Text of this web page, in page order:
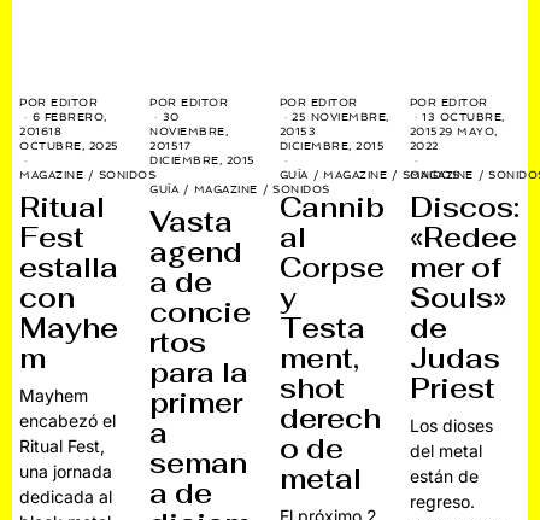
POREDITOR
6 FEBRERO,
201618
OCTUBRE, 2025
MAGAZINE / SONIDOS
Ritual
Fest
estalla
con
Mayhe
m
Mayhem
encabezó el
Ritual Fest,
una jornada
dedicada al
POREDITOR
30
NOVIEMBRE,
201517
DICIEMBRE, 2015
GUÍA / MAGAZINE / SONIDOS
Vasta
agend
a de
concie
rtos
para la
primer
a
seman
a de
POR EDITOR
25 NOVIEMBRE,
2015 3
DICIEMBRE, 2015
GUÍA / MAGAZINE / SONIDOS
Cannib
al
Corpse
y
Testa
ment,
shot
derech
o de
metal
POR EDITOR
13 OCTUBRE,
2015 29 MAYO,
2022
MAGAZINE /
Discos:
«Redee
mer of
Souls»
de
Judas
Priest
Los dioses
del metal
están de
regreso.